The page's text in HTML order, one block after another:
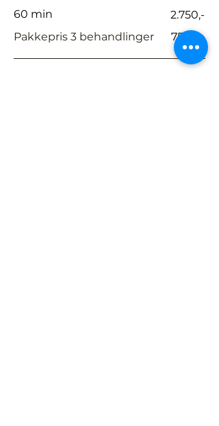
60 min
2.750,-
Pakkepris 3 behandlinger
7500,-